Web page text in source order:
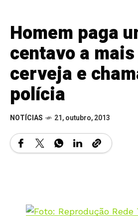
Homem paga
centavo a
cerveja e
polícia
NOTÍCIAS 21, outubro, 2013
Foto: Reprodução Rede TV